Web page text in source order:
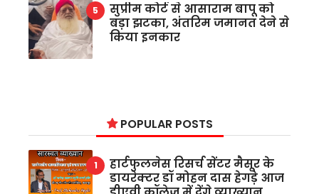
सुप्रीम कोर्ट से आसाराम बापू को
बड़ा झटका, अंतरिम जमानत देने से
किया इनकार
POPULAR POSTS
हार्टफुलनेस रिसर्च सेंटर मैसूर के
डायरेक्टर डॉ मोहन दास हेगड़े आज